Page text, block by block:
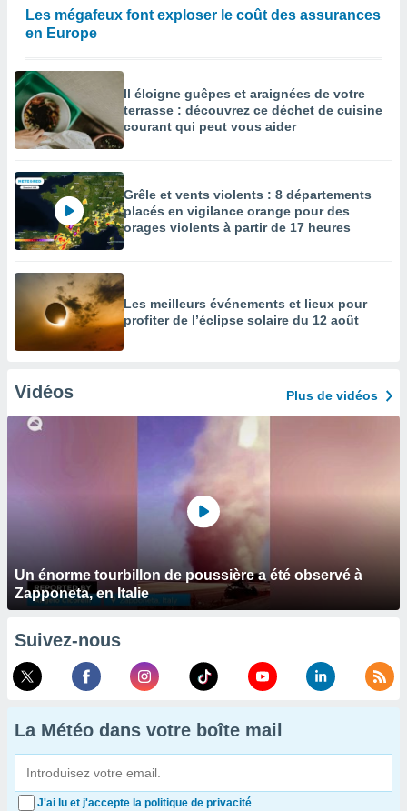
Les mégafeux font exploser le coût des assurances
en Europe
Il éloigne guêpes et araignées de votre
terrasse : découvrez ce déchet de cuisine
courant qui peut vous aider
Grêle et vents violents : 8 départements
placés en vigilance orange pour des
orages violents à partir de 17 heures
Les meilleurs événements et lieux pour
profiter de l’éclipse solaire du 12 août
Vidéos Plus de vidéos
Un énorme tourbillon de poussière a été observé à
Zapponeta, en Italie
Suivez-nous
La Météo dans votre boîte mail
J'ai lu et j'accepte la politique de privacité